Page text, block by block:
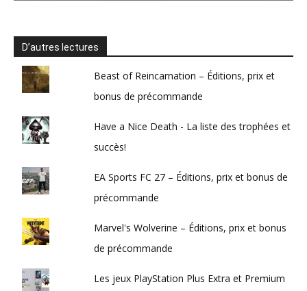
D’autres lectures
Beast of Reincarnation – Éditions, prix et
bonus de précommande
Have a Nice Death - La liste des trophées et
succès!
EA Sports FC 27 – Éditions, prix et bonus de
précommande
Marvel's Wolverine – Éditions, prix et bonus
de précommande
Les jeux PlayStation Plus Extra et Premium